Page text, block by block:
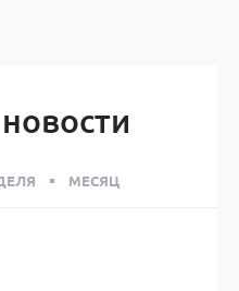
МЕСЯЦ